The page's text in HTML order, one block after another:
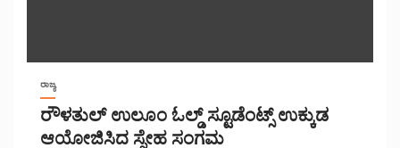
ರಾಜ್ಯ
ರೌಳತುಲ್ ಉಲೂಂ ಓಲ್ಡ್ ಸ್ಟೂಡೆಂಟ್ಸ್ ಉಕ್ಕುಡ
ಆಯೋಜಿಸಿದ ಸ್ನೇಹ ಸಂಗಮ